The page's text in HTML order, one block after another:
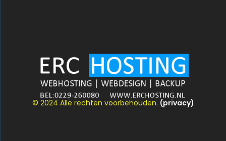
© 2024 Alle rechten voorbehouden. (privacy)